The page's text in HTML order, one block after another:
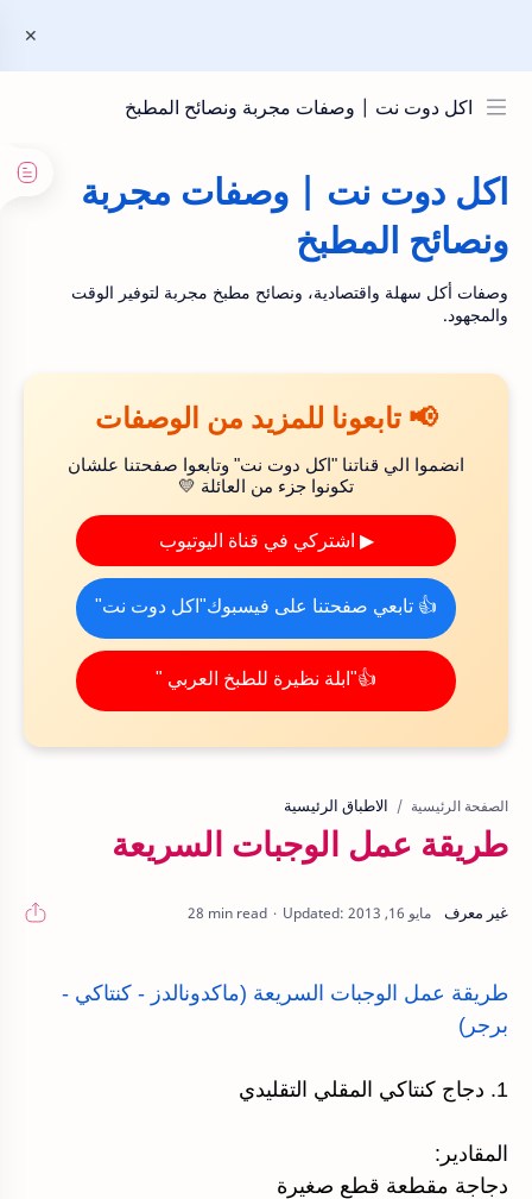
اكل دوت نت | وصفات مجربة ونصائح المطبخ
اكل دوت نت | وصفات مجربة
ونصائح المطبخ
وصفات أكل سهلة واقتصادية، ونصائح مطبخ مجربة لتوفير الوقت
والمجهود.
📢 تابعونا للمزيد من الوصفات
انضموا الي قناتنا "اكل دوت نت" وتابعوا صفحتنا علشان
تكونوا جزء من العائلة 💛
▶ اشتركي في قناة اليوتيوب
👍 تابعي صفحتنا على فيسبوك"اكل دوت نت"
👍"ابلة نظيرة للطبخ العربي "
الصفحة الرئيسية الاطباق الرئيسية
طريقة عمل الوجبات السريعة
28 min read
طريقة عمل الوجبات السريعة (ماكدونالدز - كنتاكي -
برجر)
1. دجاج كنتاكي المقلي التقليدي
المقادير:
دجاجة مقطعة قطع صغيرة